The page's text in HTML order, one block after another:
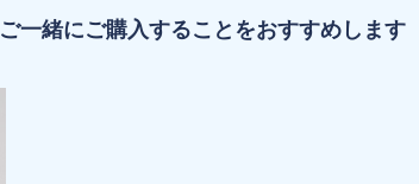
ご一緒にご購入することをおすすめします